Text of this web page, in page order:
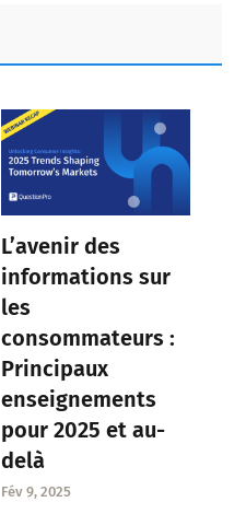
L’avenir des
informations sur
les
consommateurs :
Principaux
enseignements
pour 2025 et au-
delà
Fév 9, 2025